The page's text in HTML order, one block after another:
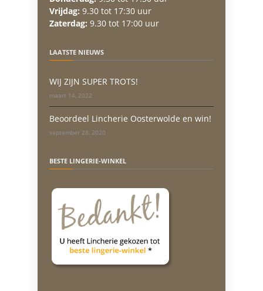
Vrijdag: 9.30 tot 17:30 uur
Zaterdag: 9.30 tot 17:00 uur
LAATSTE NIEUWS
WIJ ZIJN SUPER TROTS!
maart 14, 2022
Beoordeel Lincherie Oosterwolde en win!
september 28, 2020
BESTE LINGERIE-WINKEL